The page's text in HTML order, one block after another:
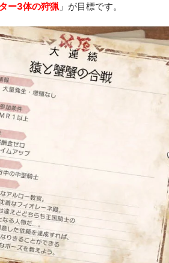
ー3体の狩猟 」が目標です。